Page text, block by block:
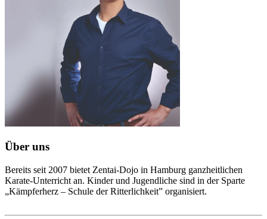
Über uns
Bereits seit 2007 bietet Zentai-Dojo in Hamburg ganzheitlichen
Karate-Unterricht an. Kinder und Jugendliche sind in der Sparte
„Kämpferherz – Schule der Ritterlichkeit” organisiert.